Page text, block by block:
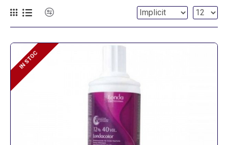
IN STOC
IN STOC